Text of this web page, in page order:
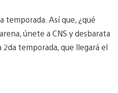
temporada. Así que, ¿qué
únete a CNS y desbarata
temporada, que llegará el